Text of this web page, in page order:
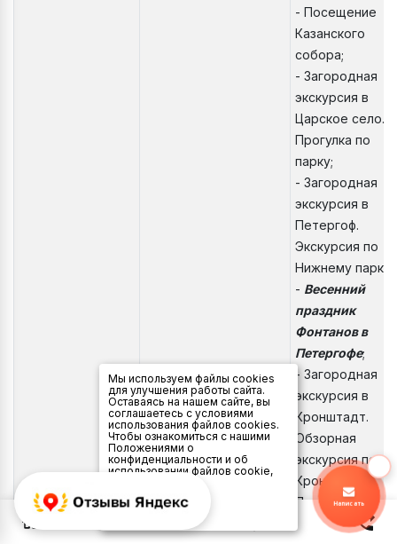
- Посещение
Казанского
собора;
- Загородная
экскурсия в
Царское село.
Прогулка по
парку;
- Загородная
экскурсия в
Петергоф.
Экскурсия по
Нижнему парку;
- Весенний
праздник
Фонтанов в
Петергофе;
- Загородная
экскурсия в
Кронштадт.
Обзорная
экскурсия по
Кронштадту.
Посещение
Морского
Мы используем файлы cookies
для улучшения работы сайта.
Оставаясь на нашем сайте, вы
соглашаетесь с условиями
использования файлов cookies.
Чтобы ознакомиться с нашими
Положениями о
конфиденциальности и об
использовании файлов cookie,
Я
согласен
Написать